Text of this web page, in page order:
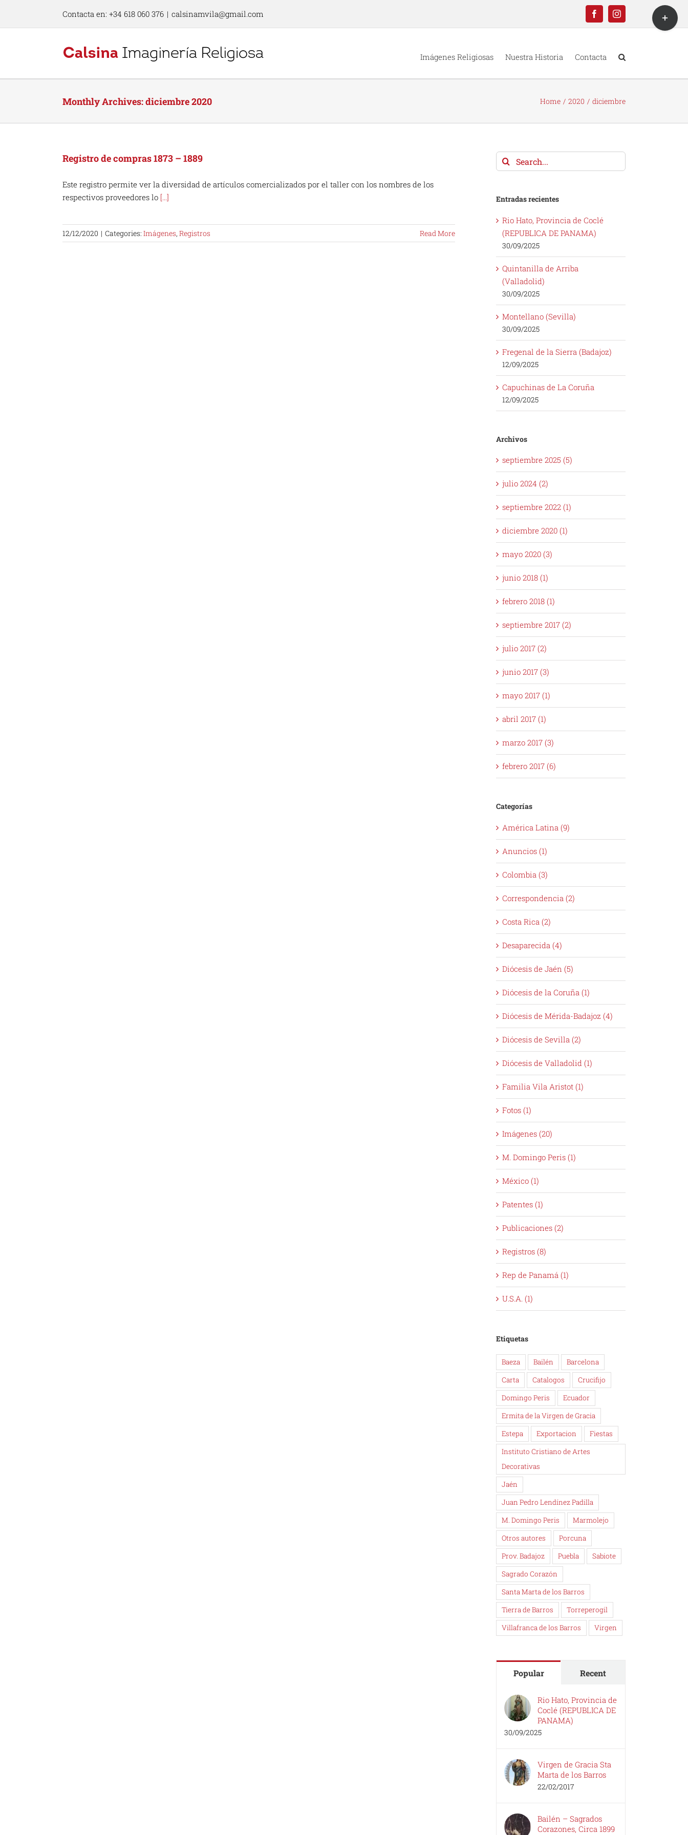
content
Contacta en: +34 618 060 376 | calsinamvila@gmail.com FacebookInstagram
Imágenes Religiosas Nuestra Historia Contacta
Monthly Archives:diciembre 2020 Home 2020 diciembre
Registro de compras 1873 – 1889
Este registro permite ver la diversidad de artículos comercializados por el taller con los nombres de los
respectivos proveedores lo [...]
12/12/2020 | Categories: Imágenes, Registros Read More
Search
for:
Entradas recientes
Rio Hato, Provincia de Coclé
(REPUBLICA DE PANAMA)
30/09/2025
Quintanilla de Arriba
(Valladolid)
30/09/2025
Montellano (Sevilla)
30/09/2025
Fregenal de la Sierra (Badajoz)
12/09/2025
Capuchinas de La Coruña
12/09/2025
Archivos
septiembre 2025 (5)
julio 2024 (2)
septiembre 2022 (1)
diciembre 2020 (1)
mayo 2020 (3)
junio 2018 (1)
febrero 2018 (1)
septiembre 2017 (2)
julio 2017 (2)
junio 2017 (3)
mayo 2017 (1)
abril 2017 (1)
marzo 2017 (3)
febrero 2017 (6)
Categorías
América Latina (9)
Anuncios (1)
Colombia (3)
Correspondencia (2)
Costa Rica (2)
Desaparecida (4)
Diócesis de Jaén (5)
Diócesis de la Coruña (1)
Diócesis de Mérida-Badajoz (4)
Diócesis de Sevilla (2)
Diócesis de Valladolid (1)
Familia Vila Aristot (1)
Fotos (1)
Imágenes (20)
M. Domingo Peris (1)
México (1)
Patentes (1)
Publicaciones (2)
Registros (8)
Rep de Panamá (1)
U.S.A. (1)
Etiquetas
Baeza Bailén
Barcelona
Carta
Catalogos
Crucifijo
Domingo Peris
Ecuador
Ermita de la Virgen de Gracia
Estepa
Exportacion
Fiestas
Instituto Cristiano de Artes
Decorativas
Jaén
Juan Pedro Lendínez Padilla
M. Domingo Peris
Marmolejo
Otros autores
Porcuna
Prov. Badajoz
Puebla
Sabiote
Sagrado Corazón
Santa Marta de los Barros
Tierra de Barros
Torreperogil
Villafranca de los Barros
Virgen
Popular Recent
Rio Hato, Provincia de
Coclé (REPUBLICA DE
PANAMA)
30/09/2025
Virgen de Gracia Sta
Marta de los Barros
22/02/2017
Bailén – Sagrados
Corazones, Circa 1899
Toggle
Sliding